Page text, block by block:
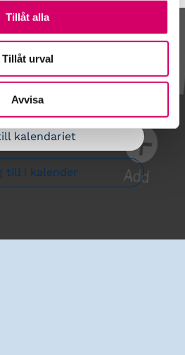
Tillåt alla
Tillåt urval
Avvisa
kalendariet
till i kalender